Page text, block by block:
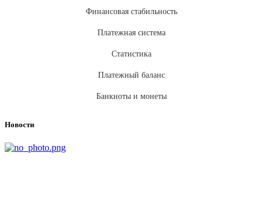
Финансовая стабильность
Платежная система
Статистика
Платежный баланс
Банкноты и монеты
Новости